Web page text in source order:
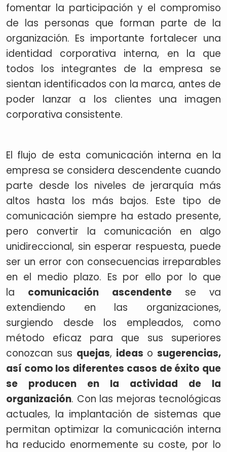
fomentar la participación y el compromiso
de las personas que forman parte de la
organización. Es importante fortalecer una
identidad corporativa interna, en la que
todos los integrantes de la empresa se
sientan identificados con la marca, antes de
poder lanzar a los clientes una imagen
corporativa consistente.
El flujo de esta comunicación interna en la
empresa se considera descendente cuando
parte desde los niveles de jerarquía más
altos hasta los más bajos. Este tipo de
comunicación siempre ha estado presente,
pero convertir la comunicación en algo
unidireccional, sin esperar respuesta, puede
ser un error con consecuencias irreparables
en el medio plazo. Es por ello por lo que
la comunicación ascendentese va
extendiendo en las organizaciones,
surgiendo desde los empleados, como
método eficaz para que sus superiores
conozcan sus quejas, ideas o sugerencias,
así como los diferentes casos de éxito que
se producen en la actividad de la
organización. Con las mejoras tecnológicas
actuales, la implantación de sistemas que
permitan optimizar la comunicación interna
ha reducido enormemente su coste, por lo